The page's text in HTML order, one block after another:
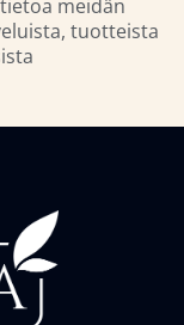
meidän
tuotteista